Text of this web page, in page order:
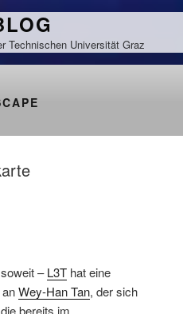
Technischen Universität Graz
–L3T hat eine
Wey-Han Tan, der sich
bereits im